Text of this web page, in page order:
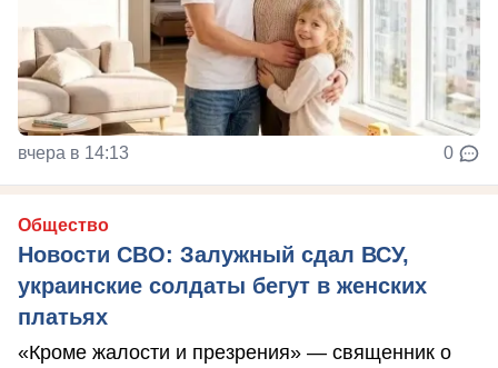
вчера в 14:13 0
Общество
Новости СВО: Залужный сдал ВСУ,
украинские солдаты бегут в женских
платьях
«Кроме жалости и презрения» — священник о